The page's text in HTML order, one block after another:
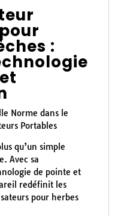
:
Norme dans le
Portables
qu’un simple
Avec sa
de pointe et
redéfinit les
pour herbes